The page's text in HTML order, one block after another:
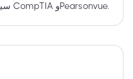
سياسة عدم الاسترداد المتبعة في CompTIA وPearsonvue.